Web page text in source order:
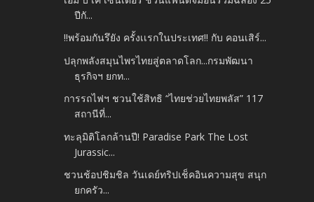
ปีกั...
‼️พร้อมกันรึยัง ครั้งเเรกในประเทศ‼️ กับ คอนเสิร์...
ปลุกพลังสมุนไพรไทยสู่ตลาดโลก...กรมพัฒนา
ธุรกิจฯ ยกท...
การรถไฟฯ ชวนใช้สิทธิ “ไทยช่วยไทยพลัส” 117
สถานีที่...
ทะลุมิติโลกล้านปี! Paradise Park The Lost
Jurassic...
ชวนช้อปชิมชิล วันเดย์ทริปเช็คอินความสุข สนุก
ยกครัว...